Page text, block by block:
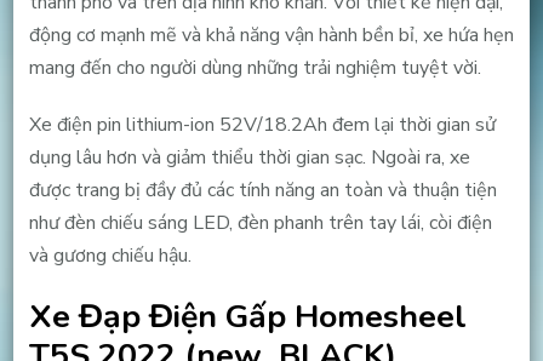
động cơ mạnh mẽ và khả năng vận hành bền bỉ, xe hứa hẹn
mang đến cho người dùng những trải nghiệm tuyệt vời.
Xe điện pin lithium-ion 52V/18.2Ah đem lại thời gian sử
dụng lâu hơn và giảm thiểu thời gian sạc. Ngoài ra, xe
được trang bị đầy đủ các tính năng an toàn và thuận tiện
như đèn chiếu sáng LED, đèn phanh trên tay lái, còi điện
và gương chiếu hậu.
Xe Đạp Điện Gấp Homesheel